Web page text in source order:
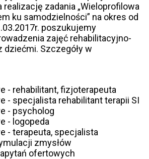
realizację zadania „Wieloprofilowa
ku samodzielności” na okres od
poszukujemy
zajęć rehabilitacyjno-
Szczegóły w
- rehabilitant, fizjoterapeuta
- specjalista rehabilitant terapii SI
- psycholog
- logopeda
- terapeuta, specjalista
zmysłów
ofertowych